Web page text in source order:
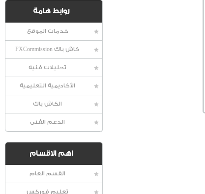
روابط هامة
خدمات الموقع
كاش باك FXCommission
تحليلات فنية
الأكاديمية التعليمية
الكاش باك
الدعم الفنى
اهم الاقسام
القسم العام
تعليم فوركس